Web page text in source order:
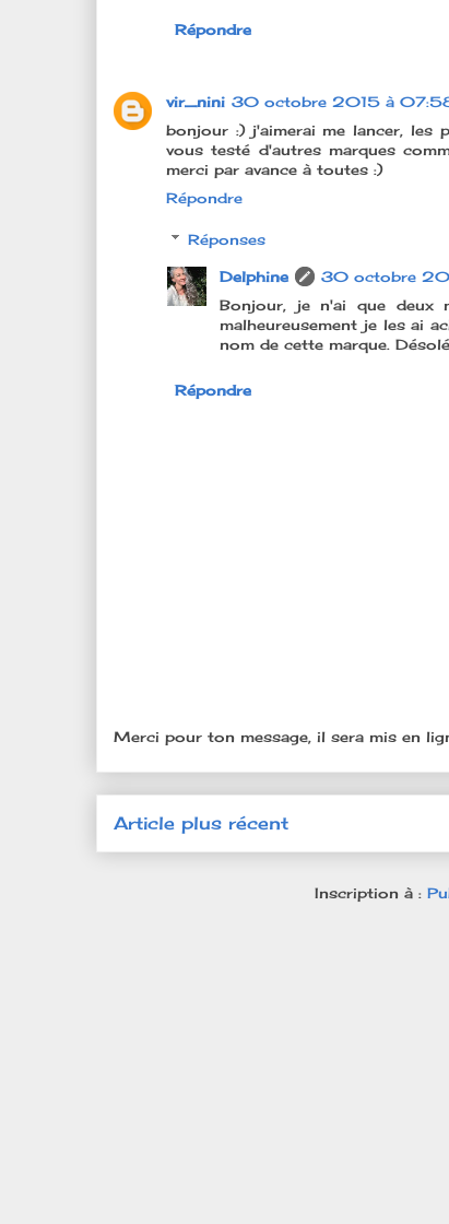
Répondre
vir_nini 30 octobre 2015 à
bonjour :) j'aimerai me lancer, les
vous testé d'autres marques
merci par avance à toutes :)
Répondre
Réponses
Delphine
30 octobre
Bonjour, je n'ai que deux
malheureusement je les ai
nom de cette marque.
Répondre
Merci pour ton message, il sera mis en
Article plus récent
Inscription à :